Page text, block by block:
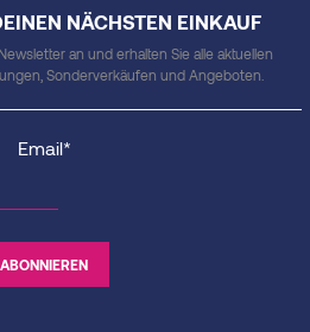
NÄCHSTEN EINKAUF
an und erhalten Sie alle aktuellen
Sonderverkäufen und Angeboten.
Email*